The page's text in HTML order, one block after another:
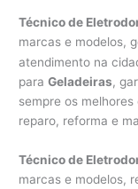
Técnico de
marcas e modelos,
atendimento na
paraGeladeiras,
sempre os
reparo, reforma e
Técnico de
marcas e modelos,